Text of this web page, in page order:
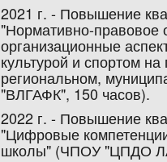
2021 г. - Повышение
"Нормативно-правовое
организационные
культурой и спортом
региональном,
"ВЛГАФК", 150 часов).
2022 г. - Повышение
"Цифровые
школы" (ЧПОУ "ЦПДО